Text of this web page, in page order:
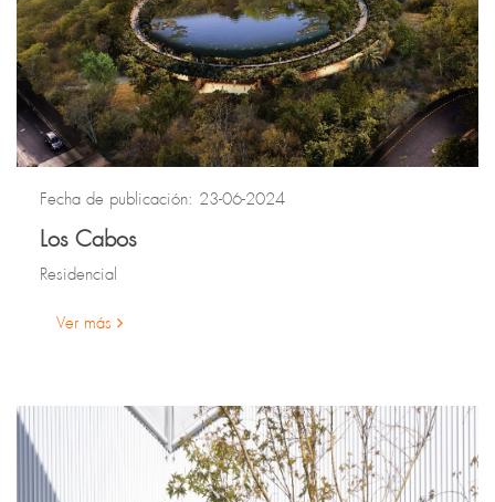
Fecha de publicación: 23-06-2024
Los Cabos
Residencial
Ver más